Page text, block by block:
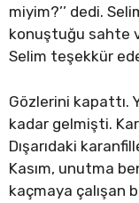
miyim?’’ dedi.
konuştuğu sahte
Selim teşekkür
Gözlerini kapattı.
kadar gelmişti.
Dışarıdaki
Kasım, unutma
kaçmaya çalışan